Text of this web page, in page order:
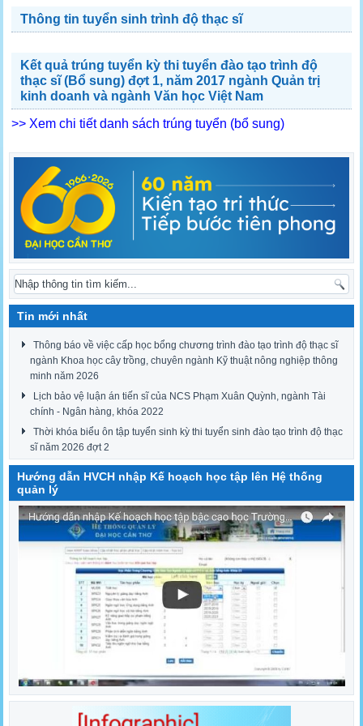
Thông tin tuyển sinh trình độ thạc sĩ
Kết quả trúng tuyển kỳ thi tuyển đào tạo trình độ
thạc sĩ (Bổ sung) đợt 1, năm 2017 ngành Quản trị
kinh doanh và ngành Văn học Việt Nam
>> Xem chi tiết danh sách trúng tuyển (bổ sung)
Tin mới nhất
Thông báo về việc cấp học bổng chương trình đào tạo trình độ thạc sĩ
ngành Khoa học cây trồng, chuyên ngành Kỹ thuật nông nghiệp thông
minh năm 2026
Lịch bảo vệ luận án tiến sĩ của NCS Phạm Xuân Quỳnh, ngành Tài
chính - Ngân hàng, khóa 2022
Thời khóa biểu ôn tập tuyển sinh kỳ thi tuyển sinh đào tạo trình độ thạc
sĩ năm 2026 đợt 2
Hướng dẫn HVCH nhập Kế hoạch học tập lên Hệ thống
quản lý